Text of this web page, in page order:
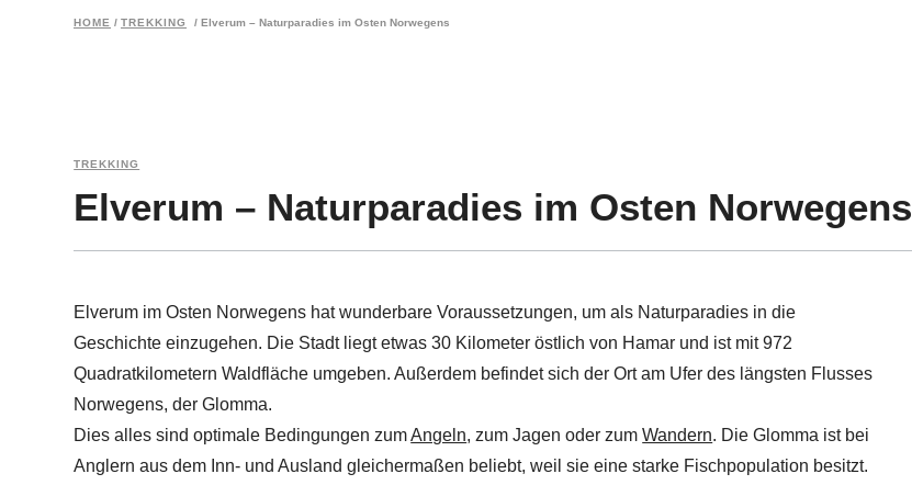
HOME / TREKKING / Elverum – Naturparadies im Osten Norwegens
TREKKING
Elverum – Naturparadies im Osten Norwegens
Elverum im Osten Norwegens hat wunderbare Voraussetzungen, um als Naturparadies in die
Geschichte einzugehen. Die Stadt liegt etwas 30 Kilometer östlich von Hamar und ist mit 972
Quadratkilometern Waldfläche umgeben. Außerdem befindet sich der Ort am Ufer des längsten Flusses
Norwegens, der Glomma.
Dies alles sind optimale Bedingungen zumAngeln, zum Jagen oder zumWandern. Die Glomma ist bei
Anglern aus dem Inn- und Ausland gleichermaßen beliebt, weil sie eine starke Fischpopulation besitzt.